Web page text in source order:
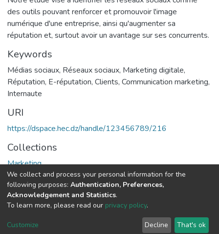
des outils pouvant renforcer et promouvoir l'image
numérique d'une entreprise, ainsi qu'augmenter sa
réputation et, surtout avoir un avantage sur ses concurrents.
Keywords
Médias sociaux, Réseaux sociaux, Marketing digitale,
Réputation, E-réputation, Clients, Communication marketing,
Internaute
URI
https://dspace.hec.dz/handle/123456789/216
Collections
Marketing
Full item page
DSpace software copyright © 2002-2026
Cookie
End User
Send
We collect and process your personal information for the
following purposes: Authentication, Preferences,
Acknowledgement and Statistics.
To learn more, please read our privacy policy.
Customize Decline That's ok